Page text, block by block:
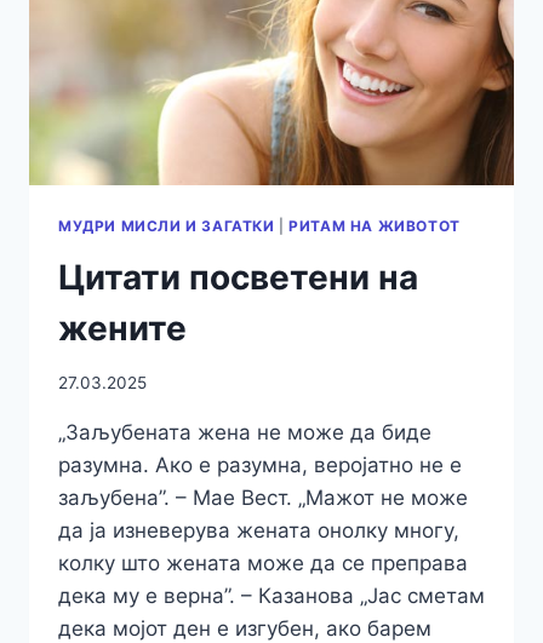
МУДРИ МИСЛИ И ЗАГАТКИ |РИТАМ НА ЖИВОТОТ
Цитати посветени на
жените
27.03.2025
„Заљубената жена не може да биде
разумна. Ако е разумна, веројатно не е
заљубена”. – Мае Вест. „Мажот не може
да ја изневерува жената онолку многу,
колку што жената може да се преправа
дека му е верна”. – Казанова „Јас сметам
дека мојот ден е изгубен, ако барем